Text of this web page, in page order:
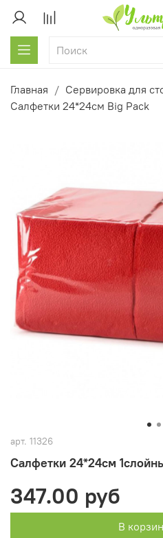
Главная Сервировка для
Салфетки 24*24см Big Pack
арт. 11326
Салфетки 24*24см
347.00 руб
В